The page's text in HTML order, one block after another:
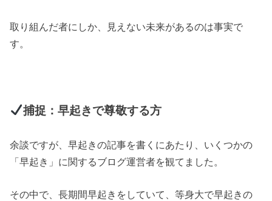
取り組んだ者にしか、見えない未来があるのは事実で
す。
捕捉：早起きで尊敬する方
余談ですが、早起きの記事を書くにあたり、いくつかの
「早起き」に関するブログ運営者を観てました。
その中で、長期間早起きをしていて、等身大で早起きの